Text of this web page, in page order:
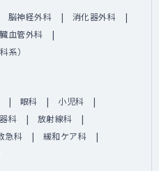
脳神経外科
消化器外科
血管外科
系）
眼科
小児科
科
放射線科
急科
緩和ケア科